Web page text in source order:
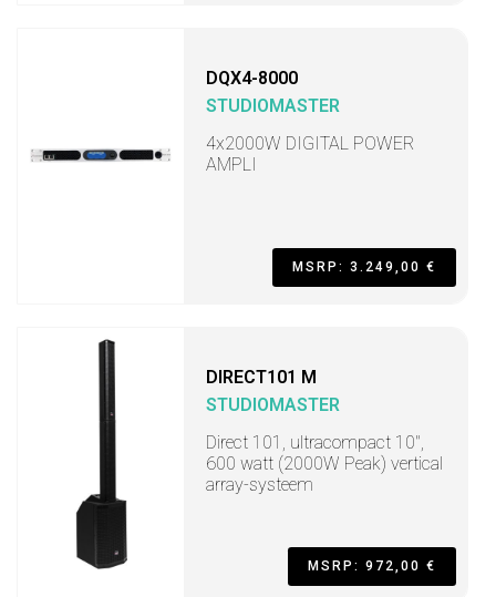
DQX4-8000
STUDIOMASTER
4x2000W DIGITAL POWER
AMPLI
MSRP: 3.249,00 €
DIRECT101 M
STUDIOMASTER
Direct 101, ultracompact 10",
600 watt (2000W Peak) vertical
array-systeem
MSRP: 972,00 €